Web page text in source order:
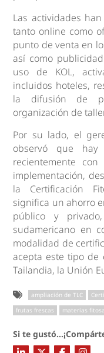
Las actividades
tanto online como
punto de venta en
así como
uso de KOL,
incluidos hoteles,
la difusión de
organización de
Por su lado, el
observó que hay
recientemente
implementación,
la Certificación
significa un ahorro
público y
sudamericano en
modalidad de
acepta este tipo de
Tailandia, la Unión
ampliación de TLC
frutas frescas
materias
Si te